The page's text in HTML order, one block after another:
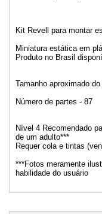
Kit Revell para montar
Miniatura estática em
Produto no Brasil
Tamanho aproximado
Número de partes - 87
Nível 4 Recomendado
de um adulto***
Requer cola e tintas
***Fotos meramente
habilidade do usuário